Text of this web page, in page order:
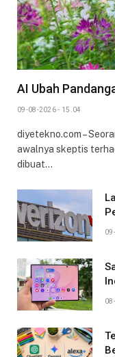
AI Ubah
09-08-2026 - 15.04
diyetekno.com –
awalnya skeptis
dibuat…